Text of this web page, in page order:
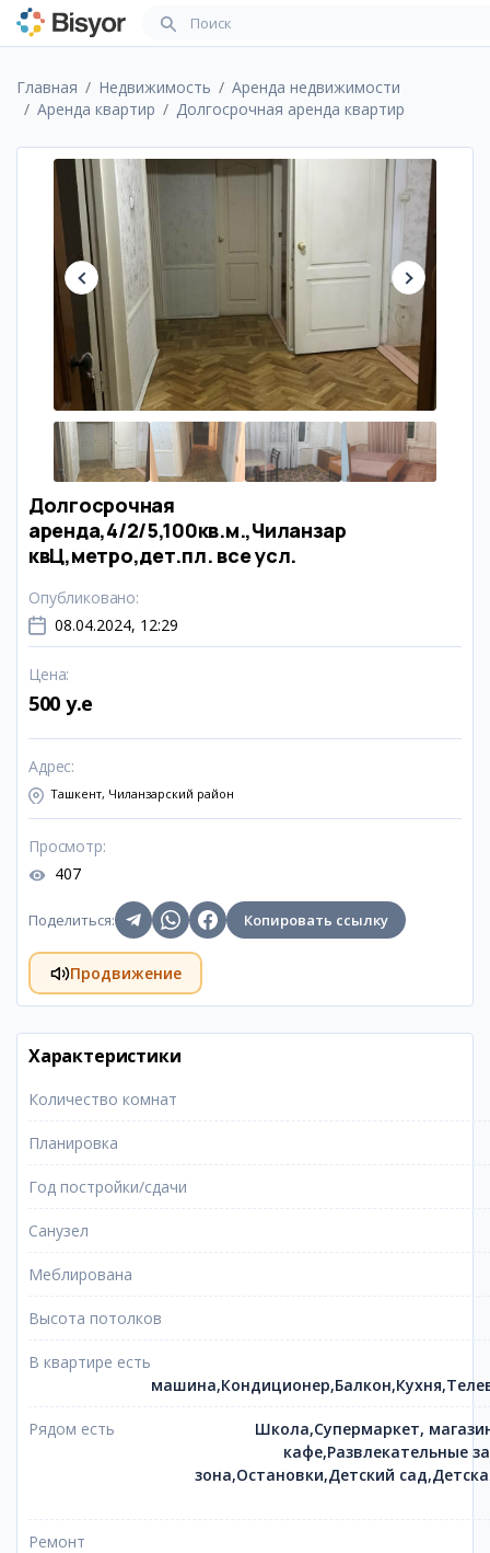
Главная Недвижимость
Аренда недвижимости
Аренда квартир
Долгосрочная аренда квартир
Долгосрочная
аренда,4/2/5,100кв.м.,Чиланзар
квЦ,метро,дет.пл. все усл.
Опубликовано:
08.04.2024, 12:29
Цена:
500 y.e
Адрес:
Ташкент, Чиланзарский район
Просмотр:
407
Поделиться: Копировать ссылку
Продвижение
Характеристики
Количество комнат
Планировка
Год постройки/сдачи
Санузел
Меблирована
Высота потолков
В квартире есть
Рядом есть
Школа,Супермаркет,
кафе,Развлекательные
зона,Остановки,Детский
Ремонт